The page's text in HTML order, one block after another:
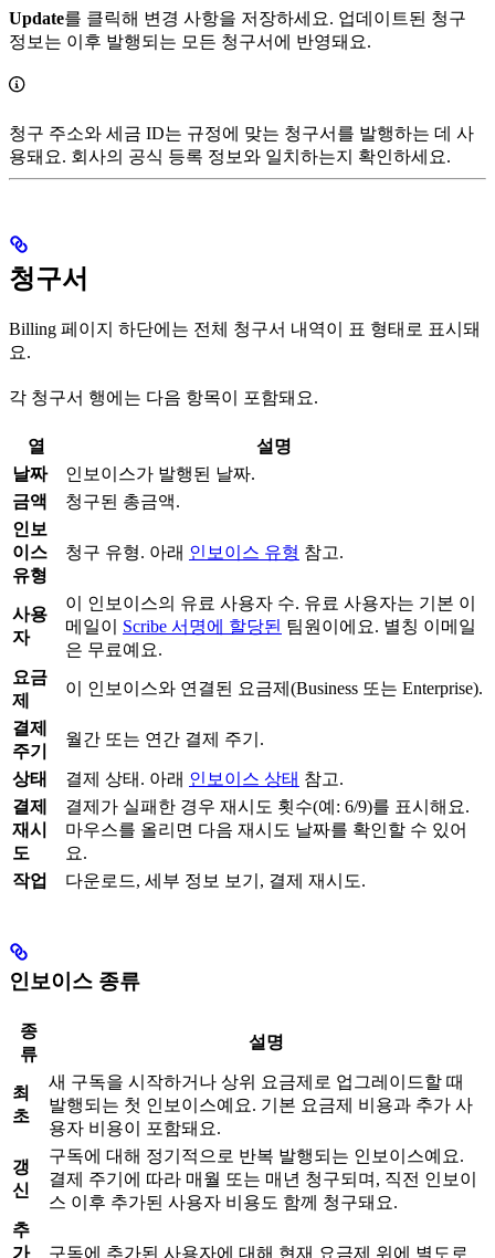
Update를 클릭해 변경 사항을 저장하세요. 업데이트된 청구
정보는 이후 발행되는 모든 청구서에 반영돼요.
청구 주소와 세금 ID는 규정에 맞는 청구서를 발행하는 데 사
용돼요. 회사의 공식 등록 정보와 일치하는지 확인하세요.
청구서
Billing 페이지 하단에는 전체 청구서 내역이 표 형태로 표시돼
요.
각 청구서 행에는 다음 항목이 포함돼요.
열
설명
날짜
인보이스가 발행된 날짜.
금액
청구된 총금액.
인보
이스
유형
청구 유형. 아래 인보이스 유형 참고.
사용
자
이 인보이스의 유료 사용자 수. 유료 사용자는 기본 이
메일이 Scribe 서명에 할당된 팀원이에요. 별칭 이메일
은 무료예요.
요금
제
이 인보이스와 연결된 요금제(Business 또는 Enterprise).
결제
주기
월간 또는 연간 결제 주기.
상태 결제 상태. 아래 인보이스 상태 참고.
결제
재시
도
결제가 실패한 경우 재시도 횟수(예: 6/9)를 표시해요.
마우스를 올리면 다음 재시도 날짜를 확인할 수 있어
요.
작업
다운로드, 세부 정보 보기, 결제 재시도.
인보이스 종류
종
류
설명
최
초
새 구독을 시작하거나 상위 요금제로 업그레이드할 때
발행되는 첫 인보이스예요. 기본 요금제 비용과 추가 사
용자 비용이 포함돼요.
갱
신
구독에 대해 정기적으로 반복 발행되는 인보이스예요.
결제 주기에 따라 매월 또는 매년 청구되며, 직전 인보이
스 이후 추가된 사용자 비용도 함께 청구돼요.
추
가
구독에 추가된 사용자에 대해 현재 요금제 위에 별도로